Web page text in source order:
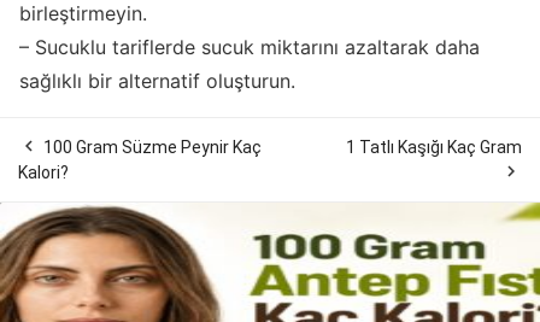
birleştirmeyin.
– Sucuklu tariflerde sucuk miktarını azaltarak daha
sağlıklı bir alternatif oluşturun.

100 Gram Süzme Peynir Kaç
Kalori?
1 Tatlı Kaşığı Kaç Gram
